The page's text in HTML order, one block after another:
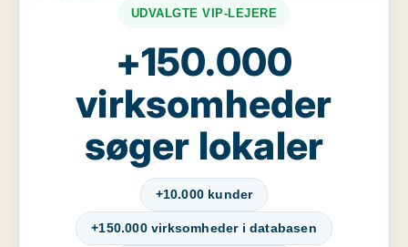
UDVALGTE VIP-LEJERE
+150.000
virksomheder
søger lokaler
+10.000 kunder
+150.000 virksomheder i databasen